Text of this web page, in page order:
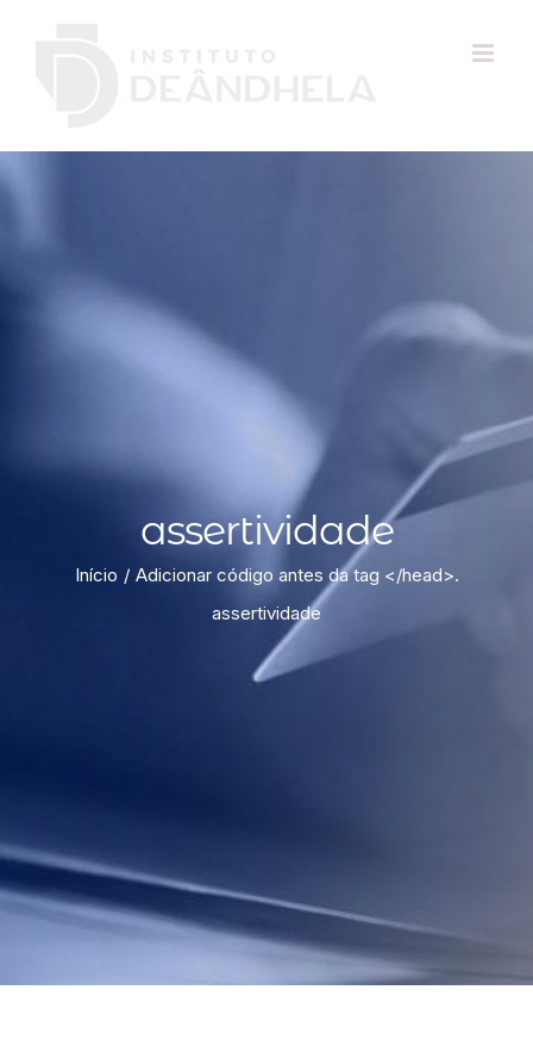
assertividade
Início
Adicionar código antes da tag </head>.
assertividade